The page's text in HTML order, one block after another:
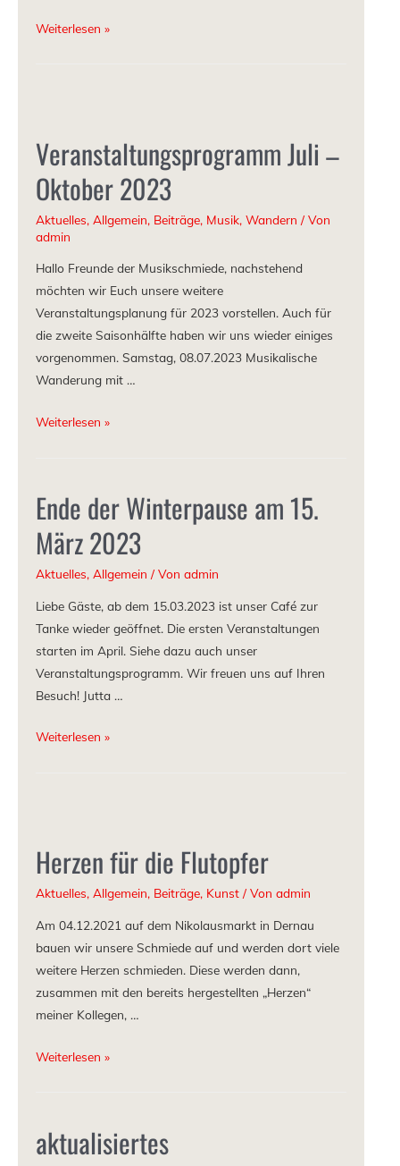
Weiterlesen »
Veranstaltungsprogramm Juli –
Oktober 2023
Aktuelles, Allgemein, Beiträge, Musik, Wandern / Von
admin
Hallo Freunde der Musikschmiede, nachstehend
möchten wir Euch unsere weitere
Veranstaltungsplanung für 2023 vorstellen. Auch für
die zweite Saisonhälfte haben wir uns wieder einiges
vorgenommen. Samstag, 08.07.2023 Musikalische
Wanderung mit …
Weiterlesen »
Ende der Winterpause am 15.
März 2023
Aktuelles, Allgemein / Von admin
Liebe Gäste, ab dem 15.03.2023 ist unser Café zur
Tanke wieder geöffnet. Die ersten Veranstaltungen
starten im April. Siehe dazu auch unser
Veranstaltungsprogramm. Wir freuen uns auf Ihren
Besuch! Jutta …
Weiterlesen »
Herzen für die Flutopfer
Aktuelles, Allgemein, Beiträge, Kunst / Von admin
Am 04.12.2021 auf dem Nikolausmarkt in Dernau
bauen wir unsere Schmiede auf und werden dort viele
weitere Herzen schmieden. Diese werden dann,
zusammen mit den bereits hergestellten „Herzen“
meiner Kollegen, …
Weiterlesen »
aktualisiertes